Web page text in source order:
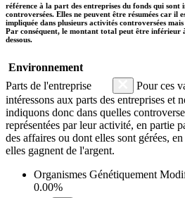
référence à la part des entreprises du fonds qui sont
controversées. Elles ne peuvent être résumées car il
impliquée dans plusieurs activités controversées
Par conséquent, le montant total peut être inférieur
dessous.
Environnement
Parts de l'entreprise
Pour ces
intéressons aux parts des entreprises et
indiquons donc dans quelles
représentées par leur activité, en partie
des affaires ou dont elles sont gérées,
elles gagnent de l'argent.
Organismes Génétiquement
0.00%